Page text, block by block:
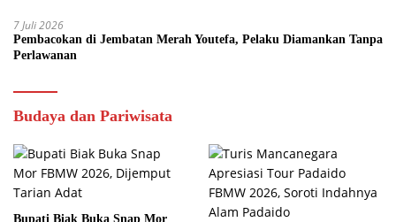
7 Juli 2026
Pembacokan di Jembatan Merah Youtefa, Pelaku Diamankan Tanpa
Perlawanan
Budaya dan Pariwisata
Bupati Biak Buka Snap Mor